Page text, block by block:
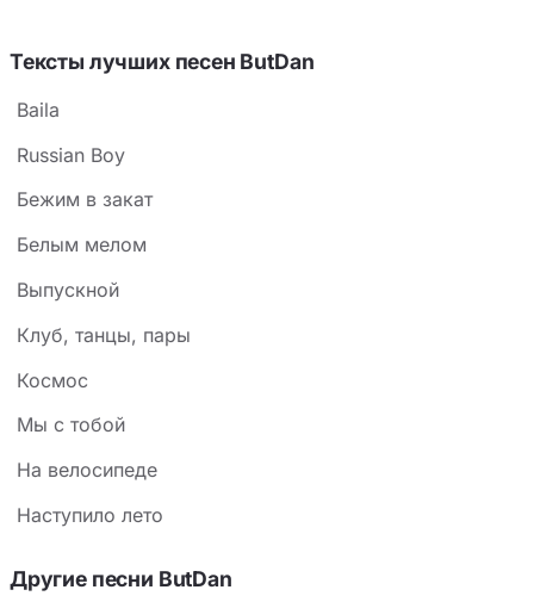
дням, когда они вдвоём ходили к речке на закате.
светлыми образами прошлого («закат целует
берега») и циничным настоящим, где героиня
«потеряла совесть» и стала «совсем другой».
работает как эмоциональный якорь, который со
сменой строф усиливается от простой обиды до
Тексты лучших песен ButDan
Baila
Russian Boy
Бежим в закат
Белым мелом
Выпускной
Клуб, танцы, пары
Космос
Мы с тобой
На велосипеде
Наступило лето
Другие песни ButDan